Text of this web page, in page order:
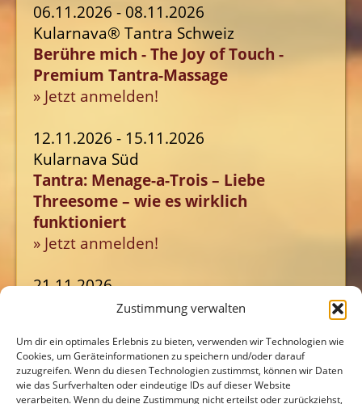
Zustimmung verwalten
Um dir ein optimales Erlebnis zu bieten, verwenden wir Technologien wie
Cookies, um Geräteinformationen zu speichern und/oder darauf
zuzugreifen. Wenn du diesen Technologien zustimmst, können wir Daten
wie das Surfverhalten oder eindeutige IDs auf dieser Website
verarbeiten. Wenn du deine Zustimmung nicht erteilst oder zurückziehst,
06.11.2026 - 08.11.2026
Kularnava® Tantra Schweiz
Berühre mich - The Joy of Touch -
Premium Tantra-Massage
» Jetzt anmelden!
12.11.2026 - 15.11.2026
Kularnava Süd
Tantra: Menage-a-Trois – Liebe
Threesome – wie es wirklich
funktioniert
» Jetzt anmelden!
21.11.2026
Kularnava Nord
» Jetzt anmelden!